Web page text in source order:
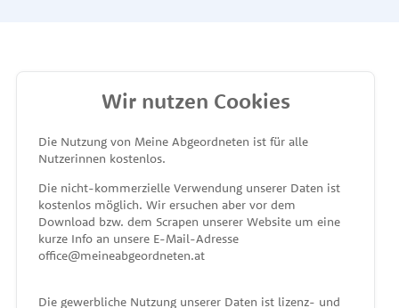
MEINE ABGEORDNETEN
unterstützt von
Wir nutzen Cookies
Die Nutzung von Meine Abgeordneten ist für alle
Nutzerinnen kostenlos.
Die nicht-kommerzielle Verwendung unserer Daten ist
kostenlos möglich. Wir ersuchen aber vor dem
Download bzw. dem Scrapen unserer Website um eine
kurze Info an unsere E-Mail-Adresse
office@meineabgeordneten.at
Die gewerbliche Nutzung unserer Daten ist lizenz- und